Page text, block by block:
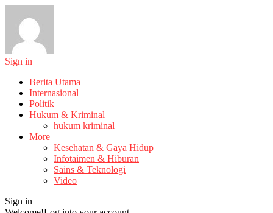
Sign in
Berita Utama
Internasional
Politik
Hukum & Kriminal
hukum kriminal
More
Kesehatan & Gaya Hidup
Infotaimen & Hiburan
Sains & Teknologi
Video
Sign in